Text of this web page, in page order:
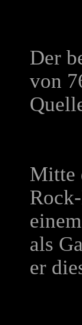
Der
von
Mitte
als
er